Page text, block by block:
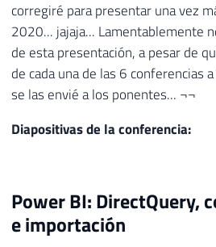
corregiré para presentar una vez
2020... jajaja... Lamentablemente
de esta presentación, a pesar de
de cada una de las 6 conferencias
se las envié a los ponentes... ¬¬
Diapositivas de la conferencia:
Power BI: DirectQuery,
e importación